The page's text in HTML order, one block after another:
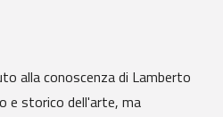
alla conoscenza di Lamberto
e storico dell'arte, ma